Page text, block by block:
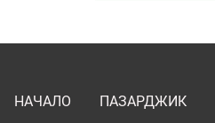
НАЧАЛО ПАЗАРДЖИК